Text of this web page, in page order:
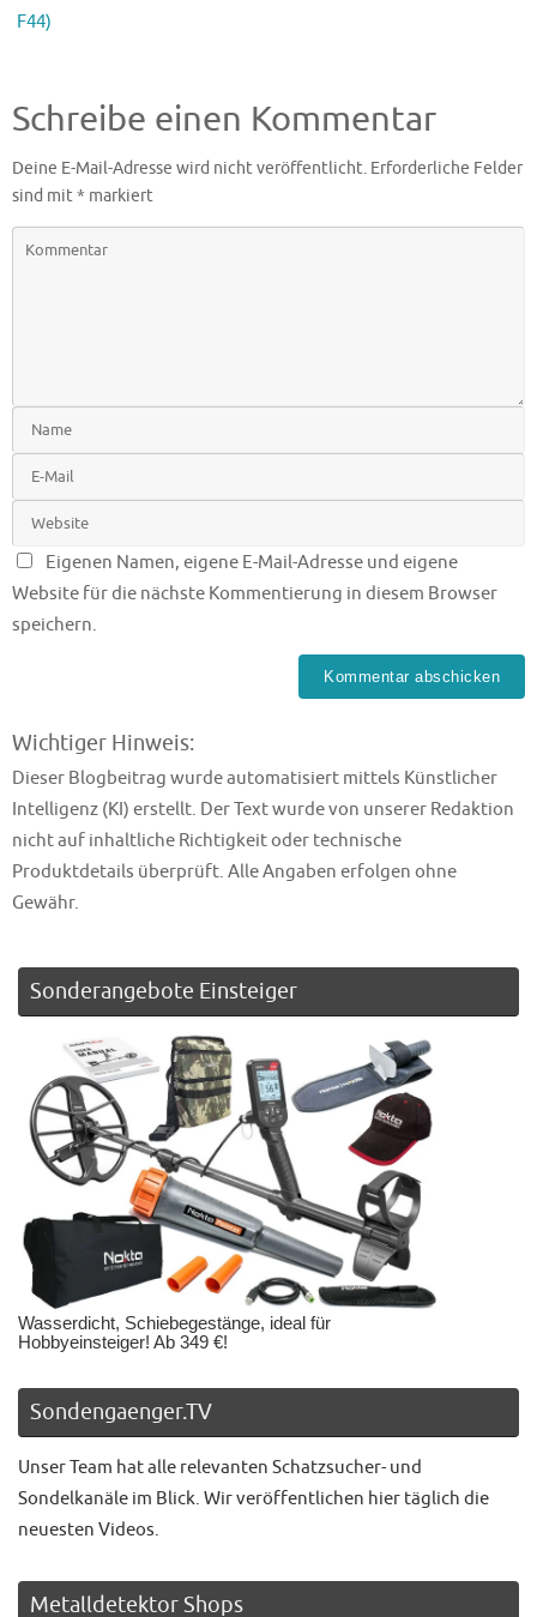
F44)
Schreibe einen Kommentar
Deine E-Mail-Adresse wird nicht veröffentlicht. Erforderliche Felder
sind mit* markiert
Eigenen Namen, eigene E-Mail-Adresse und eigene
Website für die nächste Kommentierung in diesem Browser
speichern.
Wichtiger Hinweis:
Dieser Blogbeitrag wurde automatisiert mittels Künstlicher
Intelligenz (KI) erstellt. Der Text wurde von unserer Redaktion
nicht auf inhaltliche Richtigkeit oder technische
Produktdetails überprüft. Alle Angaben erfolgen ohne
Gewähr.
Sonderangebote Einsteiger
Wasserdicht, Schiebegestänge, ideal für
Hobbyeinsteiger! Ab 349 €!
Sondengaenger.TV
Unser Team hat alle relevanten Schatzsucher- und
Sondelkanäle im Blick. Wir veröffentlichen hier täglich die
neuesten Videos.
Metalldetektor Shops